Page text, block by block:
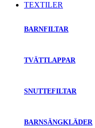
TEXTILER
BARNFILTAR
TVÄTTLAPPAR
SNUTTEFILTAR
BARNSÄNGKLÄDER